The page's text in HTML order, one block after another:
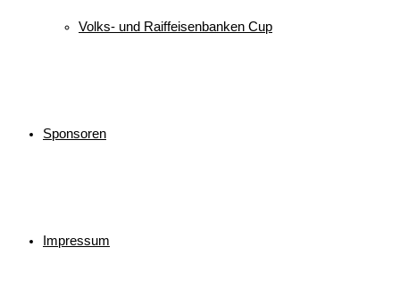
Volks- und Raiffeisenbanken Cup
Sponsoren
Impressum